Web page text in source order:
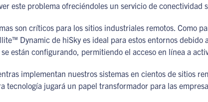
este problema ofreciéndoles un servicio de conectividad
son críticos para los sitios industriales remotos. Como
Dynamic de hiSky es ideal para estos entornos
están configurando, permitiendo el acceso en línea a
implementan nuestros sistemas en cientos de sitios
tecnología jugará un papel transformador para las